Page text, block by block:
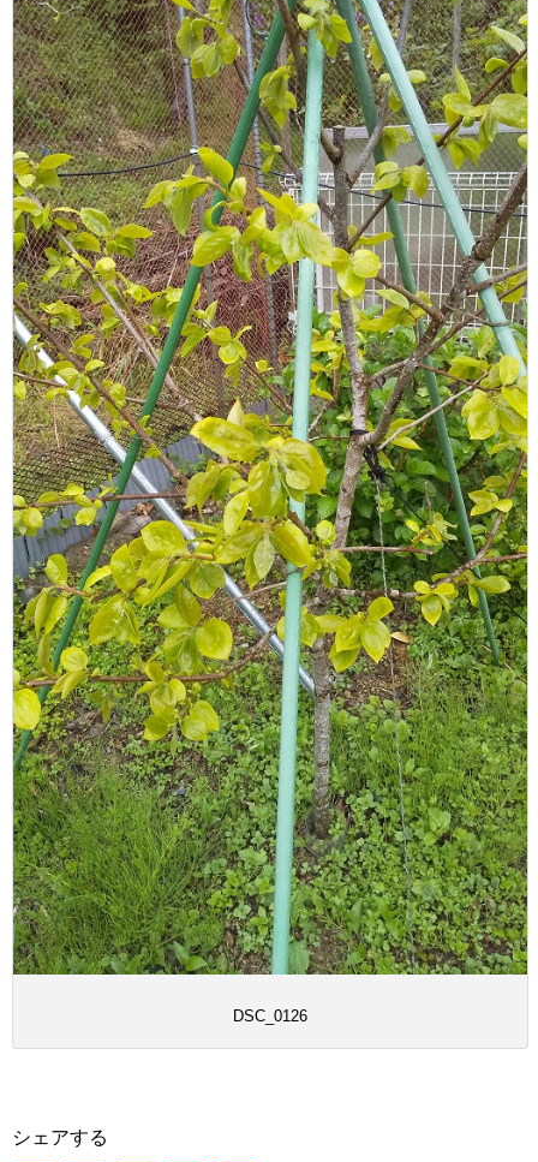
DSC_0126
シェアする